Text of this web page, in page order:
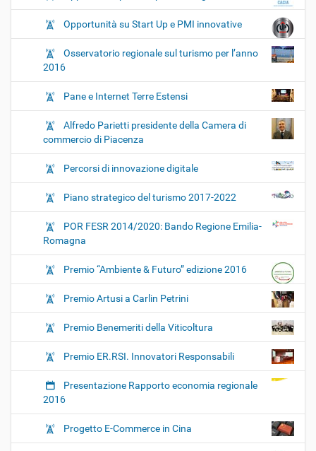
Opportunità su Start Up e PMI innovative
Osservatorio regionale sul turismo per l’anno
2016
Pane e Internet Terre Estensi
Alfredo Parietti presidente della Camera di
commercio di Piacenza
Percorsi di innovazione digitale
Piano strategico del turismo 2017-2022
POR FESR 2014/2020: Bando Regione Emilia-
Romagna
Premio “Ambiente & Futuro” edizione 2016
Premio Artusi a Carlin Petrini
Premio Benemeriti della Viticoltura
Premio ER.RSI. Innovatori Responsabili
Presentazione Rapporto economia regionale
2016
Progetto E-Commerce in Cina